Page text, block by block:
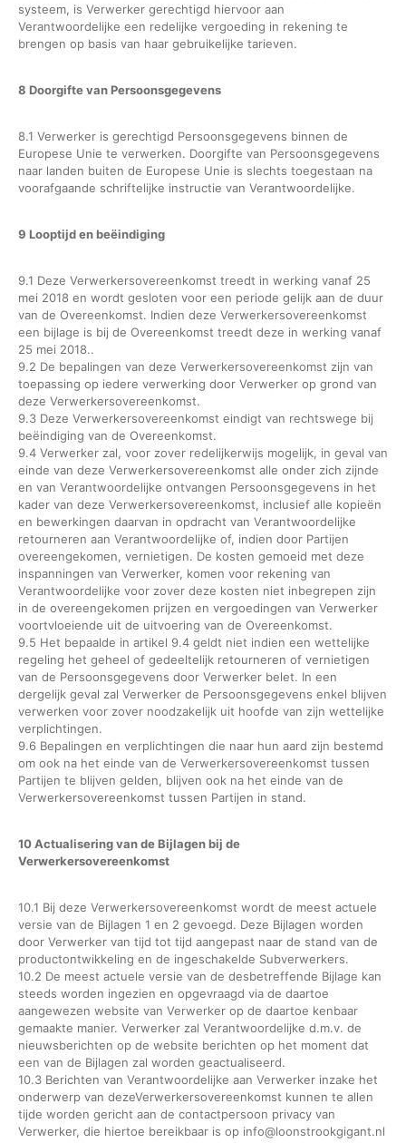
systeem, is Verwerker gerechtigd hiervoor aan
Verantwoordelijke een redelijke vergoeding in rekening te
brengen op basis van haar gebruikelijke tarieven.
8 Doorgifte van Persoonsgegevens
8.1 Verwerker is gerechtigd Persoonsgegevens binnen de
Europese Unie te verwerken. Doorgifte van Persoonsgegevens
naar landen buiten de Europese Unie is slechts toegestaan na
voorafgaande schriftelijke instructie van Verantwoordelijke.
9 Looptijd en beëindiging
9.1 Deze Verwerkersovereenkomst treedt in werking vanaf 25
mei 2018 en wordt gesloten voor een periode gelijk aan de duur
van de Overeenkomst. Indien deze Verwerkersovereenkomst
een bijlage is bij de Overeenkomst treedt deze in werking vanaf
25 mei 2018..
9.2 De bepalingen van deze Verwerkersovereenkomst zijn van
toepassing op iedere verwerking door Verwerker op grond van
deze Verwerkersovereenkomst.
9.3 Deze Verwerkersovereenkomst eindigt van rechtswege bij
beëindiging van de Overeenkomst.
9.4 Verwerker zal, voor zover redelijkerwijs mogelijk, in geval van
einde van deze Verwerkersovereenkomst alle onder zich zijnde
en van Verantwoordelijke ontvangen Persoonsgegevens in het
kader van deze Verwerkersovereenkomst, inclusief alle kopieën
en bewerkingen daarvan in opdracht van Verantwoordelijke
retourneren aan Verantwoordelijke of, indien door Partijen
overeengekomen, vernietigen. De kosten gemoeid met deze
inspanningen van Verwerker, komen voor rekening van
Verantwoordelijke voor zover deze kosten niet inbegrepen zijn
in de overeengekomen prijzen en vergoedingen van Verwerker
voortvloeiende uit de uitvoering van de Overeenkomst.
9.5 Het bepaalde in artikel 9.4 geldt niet indien een wettelijke
regeling het geheel of gedeeltelijk retourneren of vernietigen
van de Persoonsgegevens door Verwerker belet. In een
dergelijk geval zal Verwerker de Persoonsgegevens enkel blijven
verwerken voor zover noodzakelijk uit hoofde van zijn wettelijke
verplichtingen.
9.6 Bepalingen en verplichtingen die naar hun aard zijn bestemd
om ook na het einde van de Verwerkersovereenkomst tussen
Partijen te blijven gelden, blijven ook na het einde van de
Verwerkersovereenkomst tussen Partijen in stand.
10 Actualisering van de Bijlagen bij de
Verwerkersovereenkomst
10.1 Bij deze Verwerkersovereenkomst wordt de meest actuele
versie van de Bijlagen 1 en 2 gevoegd. Deze Bijlagen worden
door Verwerker van tijd tot tijd aangepast naar de stand van de
productontwikkeling en de ingeschakelde Subverwerkers.
10.2 De meest actuele versie van de desbetreffende Bijlage kan
steeds worden ingezien en opgevraagd via de daartoe
aangewezen website van Verwerker op de daartoe kenbaar
gemaakte manier. Verwerker zal Verantwoordelijke d.m.v. de
nieuwsberichten op de website berichten op het moment dat
een van de Bijlagen zal worden geactualiseerd.
10.3 Berichten van Verantwoordelijke aan Verwerker inzake het
onderwerp van dezeVerwerkersovereenkomst kunnen te allen
tijde worden gericht aan de contactpersoon privacy van
Verwerker, die hiertoe bereikbaar is op info@loonstrookgigant.nl